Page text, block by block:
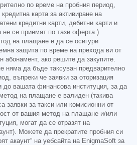
по време на пробния период,
карта за активиране на
кредитни карти, дебитни карти и
се приемат по тази оферта.)
на плащане е да се осигури
защита по време на прехода ви от
абонамент, ако решите да закупите.
няма да бъде таксуван предварително
въпреки че заявки за оторизация
до вашата финансова институция, за да
на плащане е валиден (такива
заявки за такси или комисионни от
от вашия метод на плащане и/или
могат да се отразят на
Можете да прекратите пробния си
акаунт“ на уебсайта на EnigmaSoft за